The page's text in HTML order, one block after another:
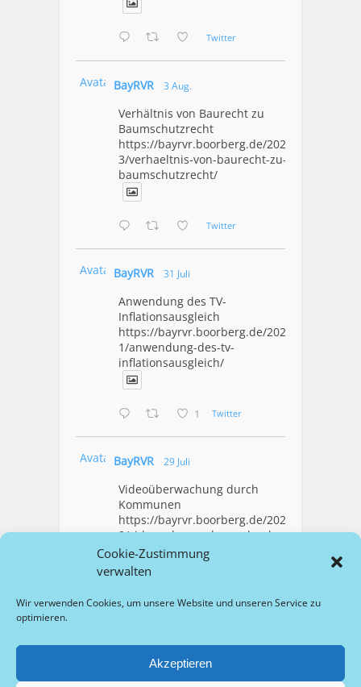
Cookie-Zustimmung
verwalten
Wir verwenden Cookies, um unsere Website und unseren Service zu
optimieren.
Akzeptieren
Twitter
Avatar BayRVR 3 Aug.
Verhältnis von Baurecht zu
Baumschutzrecht
https://bayrvr.boorberg.de/2026/08/0
3/verhaeltnis-von-baurecht-zu-
baumschutzrecht/
Twitter
Avatar BayRVR 31 Juli
Anwendung des TV-
Inflationsausgleich
https://bayrvr.boorberg.de/2026/07/3
1/anwendung-des-tv-
inflationsausgleich/
1 Twitter
Avatar BayRVR 29 Juli
Videoüberwachung durch
Kommunen
https://bayrvr.boorberg.de/2026/07/2
9/videoueberwachung-durch-
kommunen/
1 Twitter